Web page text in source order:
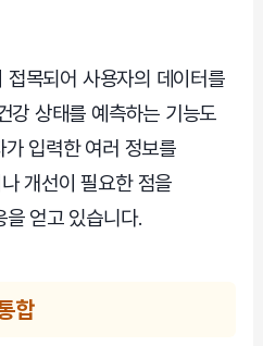
목되어 사용자의 데이터를
강 상태를 예측하는 기능도
입력한 여러 정보를
개선이 필요한 점을
얻고 있습니다.
합